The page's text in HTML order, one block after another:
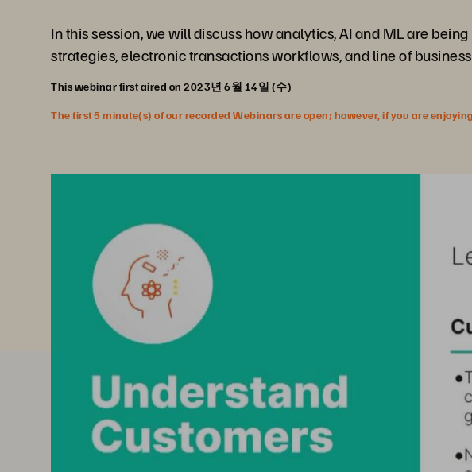
In this session, we will discuss how analytics, AI and ML are
strategies, electronic transactions workflows, and line of
This webinar first aired on 2023년 6월 14일 (수)
The first 5 minute(s) of our recorded Webinars are open; however, if you are